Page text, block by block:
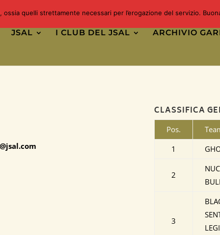
JSAL I CLUB DEL JSAL ARCHIVIO
CLASSIFICA
Pos.
1
2
3
quelli strettamente necessari per l’erogazione del servizio.